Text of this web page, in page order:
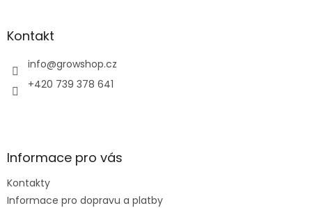
aKontakt
info@growshop.cz
+420 739 378 641
Informace pro vás
Kontakty
Informace pro dopravu a platby